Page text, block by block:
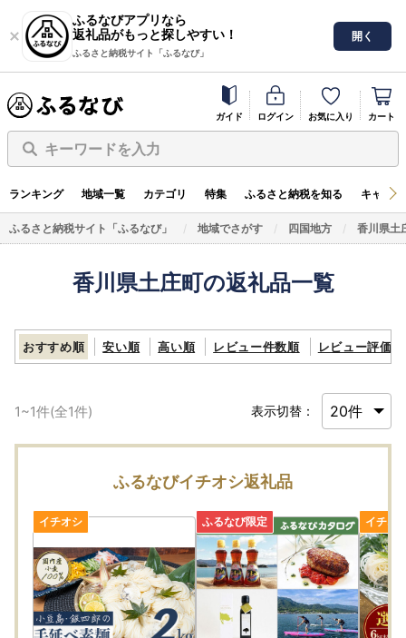
ふるなびアプリなら
返礼品がもっと探しやすい！
ふるさと納税サイト「ふるなび」
開く
ガイド ログイン お気に入り カート
キーワードを入力
ランキング 地域一覧 カテゴリ 特集 ふるさと納税を知る キャン
ふるさと納税サイト「ふるなび」 地域でさがす 四国地方 香川県土
香川県土庄町の返礼品一覧
おすすめ順 安い順 高い順 レビュー件数順 レビュー評価順
1~1件(全1件) 表示切替：
ふるなびイチオシ返礼品